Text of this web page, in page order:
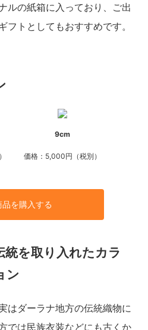
ルの紙箱に入っており、ご出
フトとしてもおすすめです。
9cm
価格：5,000円（税別）
品を購入する
統を取り入れたカラ
ン
はダーラナ地方の伝統織物に
では民族衣装などにも古くか